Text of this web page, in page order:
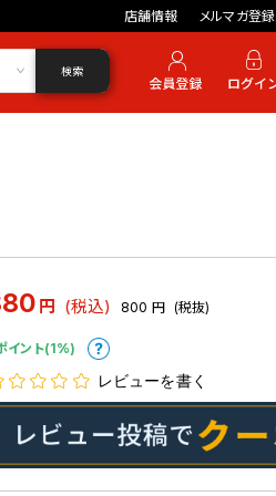
店舗情報 メルマガ登録
検索
円 (税込) 800 円 (税抜)
イント(1%)
レビューを書く